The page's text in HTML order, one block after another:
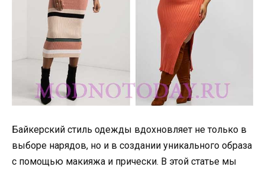
Байкерский стиль одежды вдохновляет не только в
выборе нарядов, но и в создании уникального образа
с помощью макияжа и прически. В этой статье мы